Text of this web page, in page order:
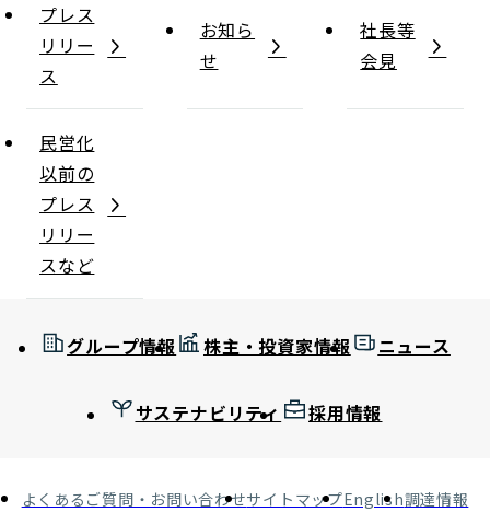
プレス
リリー
ス
お知ら
せ
社長等
会見
民営化
以前の
プレス
リリー
スなど
グループ情報 株主・投資家情報 ニュース
サステナビリティ 採用情報
よくあるご質問・お問い合わせサイトマップEnglish調達情報